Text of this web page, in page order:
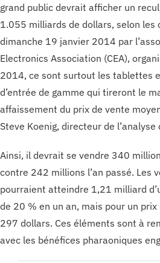
grand public devrait afficher un
1.055 milliards de dollars, selon les
dimanche 19 janvier 2014 par
Electronics Association (CEA),
2014, ce sont surtout les tablettes
d’entrée de gamme qui tireront le
affaissement du prix de vente
Steve Koenig, directeur de l’analyse
Ainsi, il devrait se vendre 340
contre 242 millions l’an passé. Les
pourraient atteindre 1,21 milliard
de 20 % en un an, mais pour un
297 dollars. Ces éléments sont à
avec les bénéfices pharaoniques